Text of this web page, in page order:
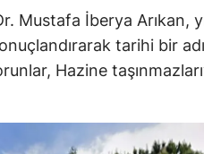
Mustafa İberya Arıkan,
tarihi bir
Hazine